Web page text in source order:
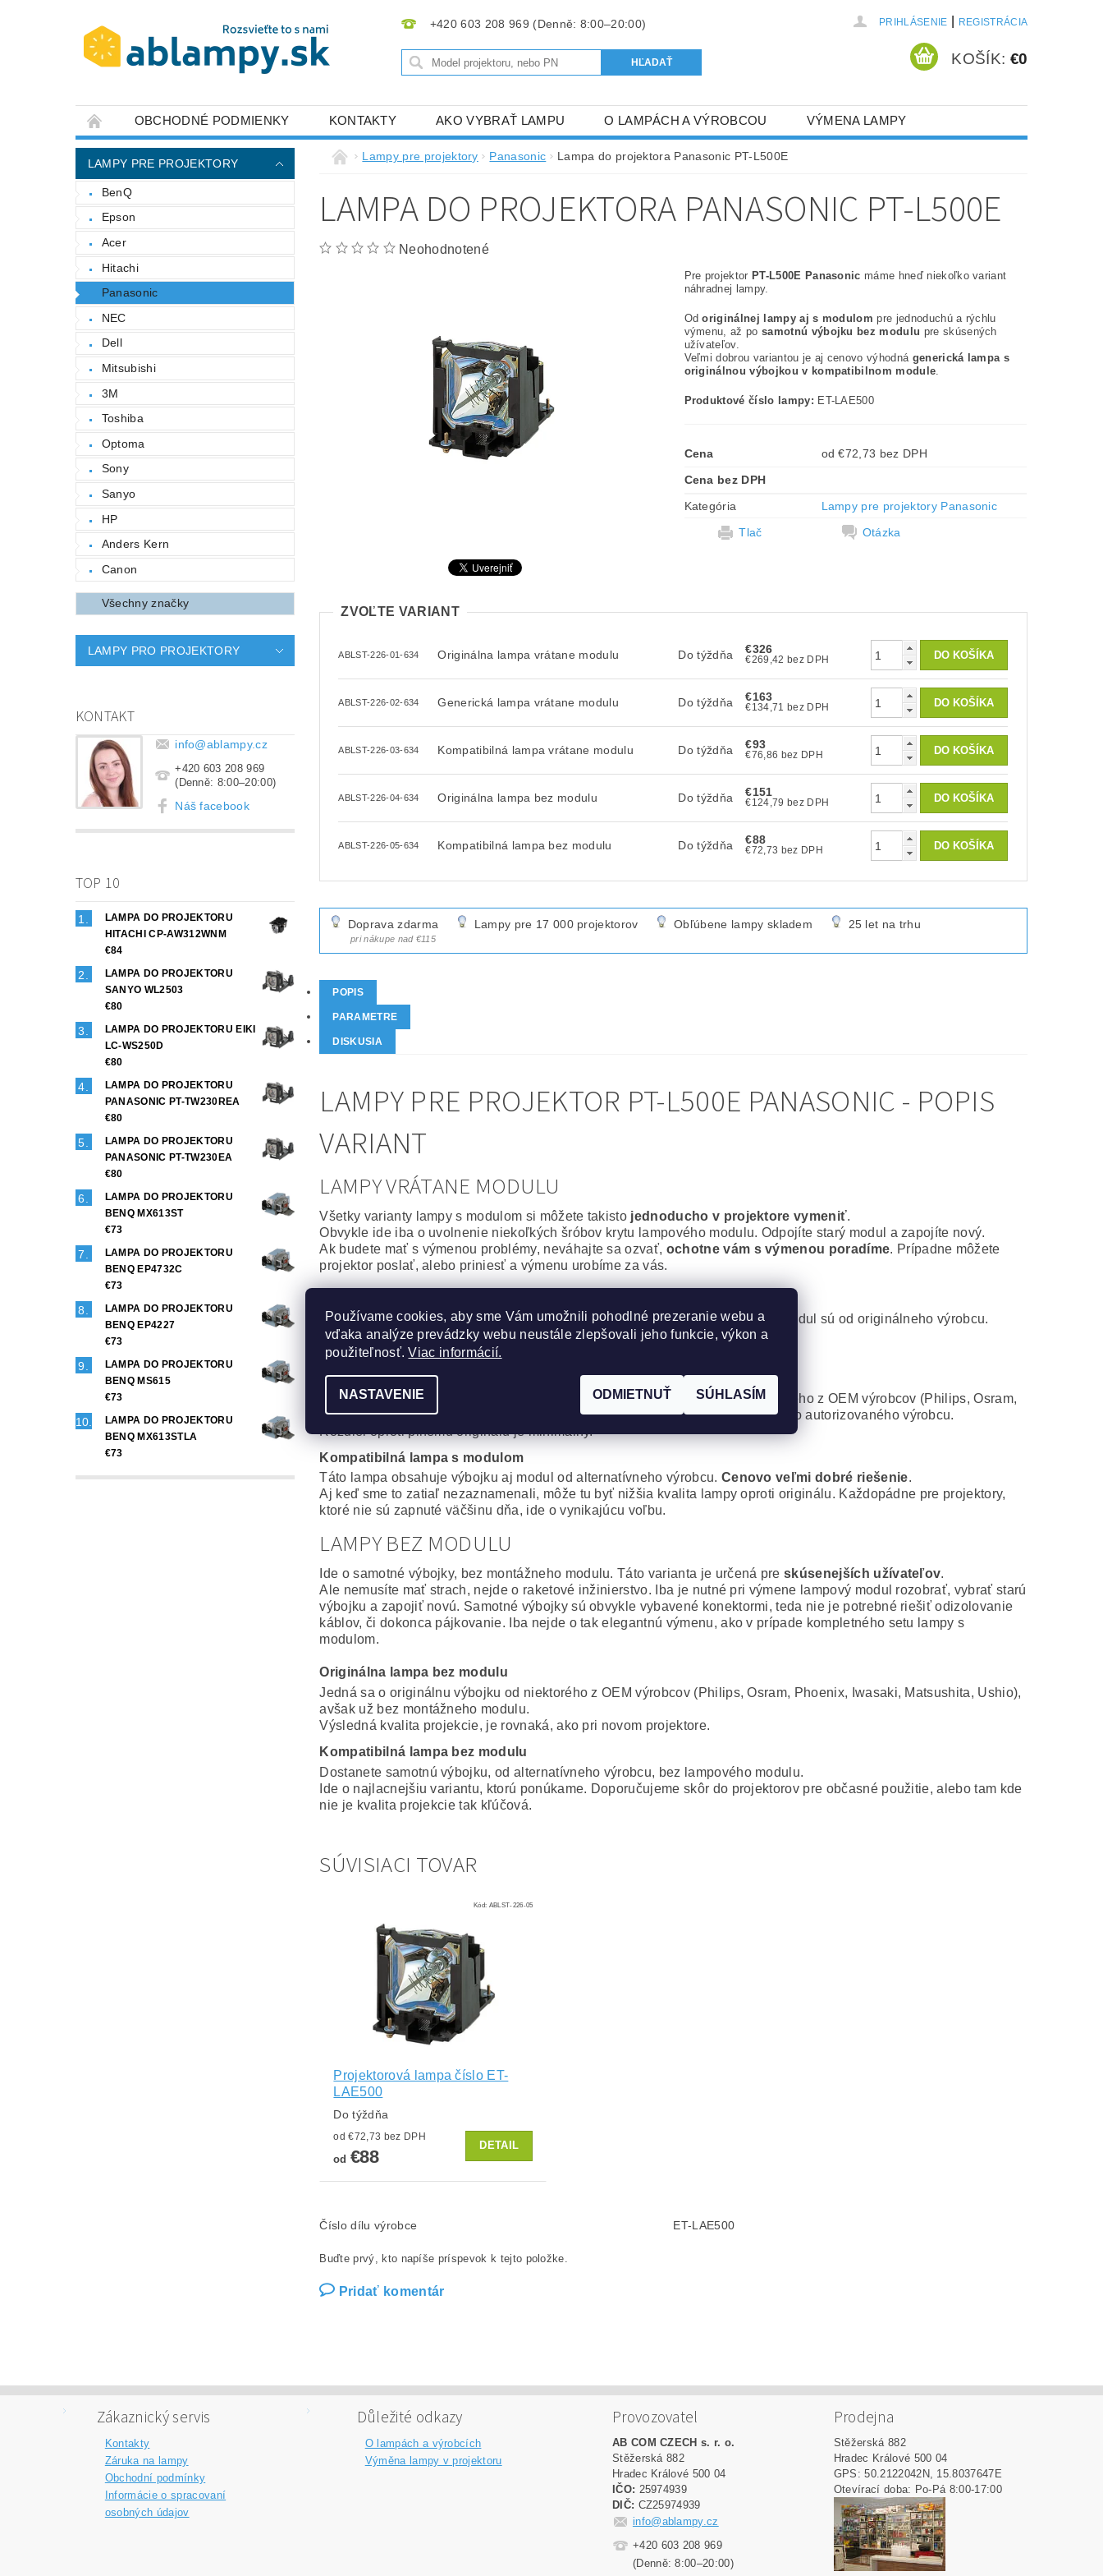
+420 603 208 969 PRIHLÁSENIE REGISTRÁCIA
KOŠÍK: €0
OBCHODNÉ PODMIENKY KONTAKTY AKO VYBRAŤ LAMPU O LAMPÁCH A VÝROBCOU VÝMENA LAMPY
LAMPY PRE PROJEKTORY
BenQ
Epson
Acer
Hitachi
Panasonic
NEC
Dell
Mitsubishi
3M
Toshiba
Optoma
Sony
Sanyo
HP
Anders Kern
Canon
Všechny značky
LAMPY PRO PROJEKTORY
KONTAKT
info@ablampy.cz
+420 603 208 969
(Denně: 8:00–20:00)
Náš facebook
TOP 10
LAMPA DO PROJEKTORU
HITACHI CP-AW312WNM
€84
LAMPA DO PROJEKTORU
SANYO WL2503
€80
LAMPA DO PROJEKTORU EIKI
LC-WS250D
€80
LAMPA DO PROJEKTORU
PANASONIC PT-TW230REA
€80
LAMPA DO PROJEKTORU
PANASONIC PT-TW230EA
€80
LAMPA DO PROJEKTORU
BENQ MX613ST
€73
LAMPA DO PROJEKTORU
BENQ EP4732C
€73
LAMPA DO PROJEKTORU
BENQ EP4227
€73
LAMPA DO PROJEKTORU
BENQ MS615
€73
LAMPA DO PROJEKTORU
BENQ MX613STLA
€73
Lampy pre projektory Panasonic Lampa do projektora Panasonic PT-L500E
LAMPA DO PROJEKTORA PANASONIC PT-L500E
Neohodnotené
Pre projektor PT-L500E Panasonic máme hneď niekoľko variant
náhradnej lampy.
Odoriginálnej lampy aj s modulom pre jednoduchú a rýchlu
výmenu, až po samotnú výbojku bez modulu pre skúsených
užívateľov.
Veľmi dobrou variantou je aj cenovo výhodná generická lampa s
originálnou výbojkou v kompatibilnom module.
Produktové číslo lampy: ET-LAE500
Cena
od €72,73 bez DPH
Cena bez DPH
Kategória
Lampy pre projektory Panasonic
Tlač
Otázka
ZVOĽTE VARIANT
ABLST-226-01-634 Originálna lampa vrátane modulu Do týždňa €326
€269,42 bez DPH
ABLST-226-02-634 Generická lampa vrátane modulu Do týždňa €163
€134,71 bez DPH
ABLST-226-03-634 Kompatibilná lampa vrátane modulu Do týždňa €93
€76,86 bez DPH
ABLST-226-04-634 Originálna lampa bez modulu Do týždňa €151
€124,79 bez DPH
ABLST-226-05-634 Kompatibilná lampa bez modulu Do týždňa €88
€72,73 bez DPH
Doprava zdarma
pri nákupe nad €115
Lampy pre 17 000 projektorov Obľúbene lampy skladem 25 let na trhu
POPIS
PARAMETRE
DISKUSIA
LAMPY PRE PROJEKTOR PT-L500E PANASONIC - POPIS
VARIANT
LAMPY VRÁTANE MODULU
Všetky varianty lampy s modulom si môžete takisto jednoducho v projektore vymeniť.
Obvykle ide iba o uvolnenie niekoľkých šróbov krytu lampového modulu. Odpojíte starý modul a zapojíte nový.
Ak budete mať s výmenou problémy, neváhajte sa ozvať, ochotne vám s výmenou poradíme. Prípadne môžete
projektor poslať, alebo priniesť a výmenu urobíme za vás.
To najlepšie, čo môžete svojmu projektoru zaobstarať. Výbojka aj montážny modul sú od originálneho výrobcu.
Projektor bude povýmene ako nový.
Maximálna spoľahlivosť a výdrž bez kompromisov.
Generická lampa vrátane modulu
Veľmi dobré riešenie, za výhodnú cenu. Kvalitná originálna výbojka od niektorého z OEM výrobcov (Philips, Osram,
Phoenix, Iwasaki, Matsushita, Ushio) s montážnym modulom od kompatibilného autorizovaného výrobcu.
Rozdiel oproti plnému originálu je minimálny.
Kompatibilná lampa s modulom
Táto lampa obsahuje výbojku aj modul od alternatívneho výrobcu. Cenovo veľmi dobré riešenie.
Aj keď sme to zatiaľ nezaznamenali, môže tu byť nižšia kvalita lampy oproti originálu. Každopádne pre projektory,
ktoré nie sú zapnuté väčšinu dňa, ide o vynikajúcu voľbu.
LAMPY BEZ MODULU
Ide o samotné výbojky, bez montážneho modulu. Táto varianta je určená preskúsenejších užívateľov.
Ale nemusíte mať strach, nejde o raketové inžinierstvo. Iba je nutné pri výmene lampový modul rozobrať, vybrať starú
výbojku a zapojiť novú. Samotné výbojky sú obvykle vybavené konektormi, teda nie je potrebné riešiť odizolovanie
káblov, či dokonca pájkovanie. Iba nejde o tak elegantnú výmenu, ako v prípade kompletného setu lampy s
modulom.
Originálna lampa bez modulu
Jedná sa o originálnu výbojku od niektorého z OEM výrobcov (Philips, Osram, Phoenix, Iwasaki, Matsushita, Ushio),
avšak už bez montážneho modulu.
Výsledná kvalita projekcie, je rovnaká, ako pri novom projektore.
Kompatibilná lampa bez modulu
Dostanete samotnú výbojku, od alternatívneho výrobcu, bez lampového modulu.
Ide o najlacnejšiu variantu, ktorú ponúkame. Doporučujeme skôr do projektorov pre občasné použitie, alebo tam kde
nie je kvalita projekcie tak kľúčová.
SÚVISIACI TOVAR
Kód: ABLST-226-05
Projektorová lampa číslo ET-
LAE500
Do týždňa
od €72,73 bez DPH
od €88
DETAIL
Číslo dílu výrobce ET-LAE500
Buďte prvý, kto napíše príspevok k tejto položke.
Pridať komentár
Zákaznický servis
Kontakty
Záruka na lampy
Obchodní podmínky
Informácie o spracovaní
osobných údajov
Důležité odkazy
O lampách a výrobcích
Výměna lampy v projektoru
Provozovatel
AB COM CZECH s. r. o.
Stěžerská 882
Hradec Králové 500 04
IČO: 25974939
DIČ: CZ25974939
info@ablampy.cz
+420 603 208 969
(Denně: 8:00–20:00)
Prodejna
Stěžerská 882
Hradec Králové 500 04
GPS: 50.2122042N, 15.8037647E
Otevírací doba: Po-Pá 8:00-17:00
Používame cookies, aby sme Vám umožnili pohodlné prezeranie webu a
vďaka analýze prevádzky webu neustále zlepšovali jeho funkcie, výkon a
použiteľnosť.Viac informácií.
NASTAVENIE ODMIETNUŤ SÚHLASÍM